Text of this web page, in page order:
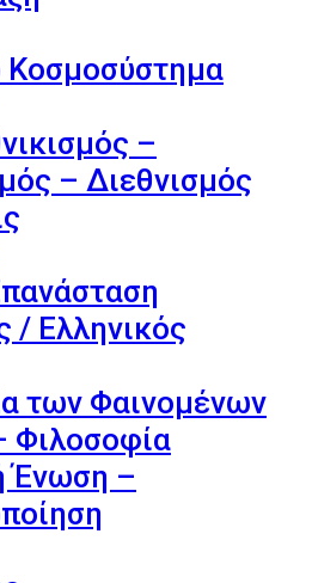
Κοσμοσύστημα
–
– Διεθνισμός
/ Ελληνικός
των Φαινομένων
Φιλοσοφία
Ένωση –